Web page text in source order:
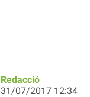
Redacció
31/07/2017 12:34